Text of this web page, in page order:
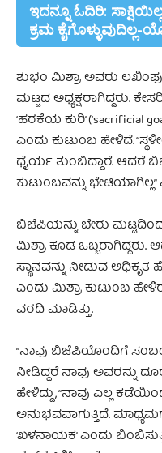
ಇದನ್ನೂ ಓದಿರಿ:
ಕ್ರಮ
ಶುಭಂ ಮಿಶ್ರಾ ಅವರು
ಮಟ್ಟದ ಅಧ್ಯಕ್ಷರಾಗಿದ್ದರು.
‘ಹರಕೆಯ ಕುರಿ’ (‘sacrificial
ಎಂದು ಕುಟುಂಬ ಹೇಳಿದೆ.
ಧೈರ್ಯ ತುಂಬಿದ್ದಾರೆ.
ಕುಟುಂಬವನ್ನು
ಬಿಜೆಪಿಯನ್ನು ಬೇರು
ಮಿಶ್ರಾ ಕೂಡ ಒಬ್ಬರಾಗಿದ್ದರು.
ಸ್ಥಾನವನ್ನು ನೀಡುವ ಅಧಿಕೃತ
ಎಂದು ಮಿಶ್ರಾ ಕುಟುಂಬ
ವರದಿ ಮಾಡಿತ್ತು.
“ನಾವು ಬಿಜೆಪಿಯೊಂದಿಗೆ
ನೀಡಿದ್ದರೆ ನಾವು ಅವರನ್ನು
ಹೇಳಿದ್ದು, “ನಾವುಎಲ್ಲ
ಅನುಭವವಾಗುತ್ತಿದೆ.
‘ಖಳನಾಯಕ’ ಎಂದು